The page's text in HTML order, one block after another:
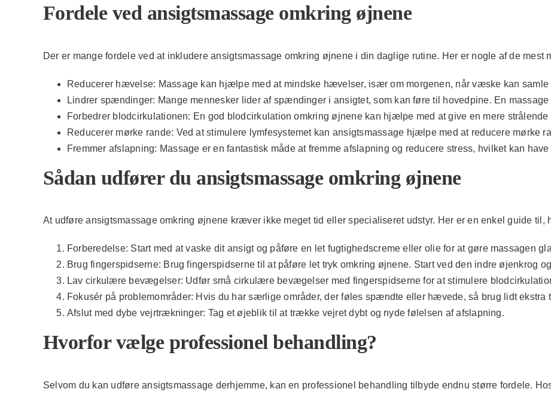
Fordele ved ansigtsmassage omkring øjnene
Der er mange fordele ved at inkludere ansigtsmassage omkring øjnene i din daglige rutine. Her er nogle af de mest
Reducerer hævelse: Massage kan hjælpe med at mindske hævelser, især om morgenen, når væske kan
Lindrer spændinger: Mange mennesker lider af spændinger i ansigtet, som kan føre til hovedpine. En
Forbedrer blodcirkulationen: En god blodcirkulation omkring øjnene kan hjælpe med at give en mere strålende
Reducerer mørke rande: Ved at stimulere lymfesystemet kan ansigtsmassage hjælpe med at reducere mørke
Fremmer afslapning: Massage er en fantastisk måde at fremme afslapning og reducere stress, hvilket kan
Sådan udfører du ansigtsmassage omkring øjnene
At udføre ansigtsmassage omkring øjnene kræver ikke meget tid eller specialiseret udstyr. Her er en enkel guide til,
Forberedelse: Start med at vaske dit ansigt og påføre en let fugtighedscreme eller olie for at gøre massagen
Brug fingerspidserne: Brug fingerspidserne til at påføre let tryk omkring øjnene. Start ved den indre øjenkrog
Lav cirkulære bevægelser: Udfør små cirkulære bevægelser med fingerspidserne for at stimulere
Fokusér på problemområder: Hvis du har særlige områder, der føles spændte eller hævede, så brug lidt ekstra
Afslut med dybe vejrtrækninger: Tag et øjeblik til at trække vejret dybt og nyde følelsen af afslapning.
Hvorfor vælge professionel behandling?
Selvom du kan udføre ansigtsmassage derhjemme, kan en professionel behandling tilbyde endnu større fordele.